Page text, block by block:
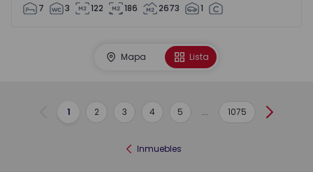
7 3 122 186 2673 1
Mapa Lista
Anterior
1 2 3 4 5 ... 1075
Inmuebles